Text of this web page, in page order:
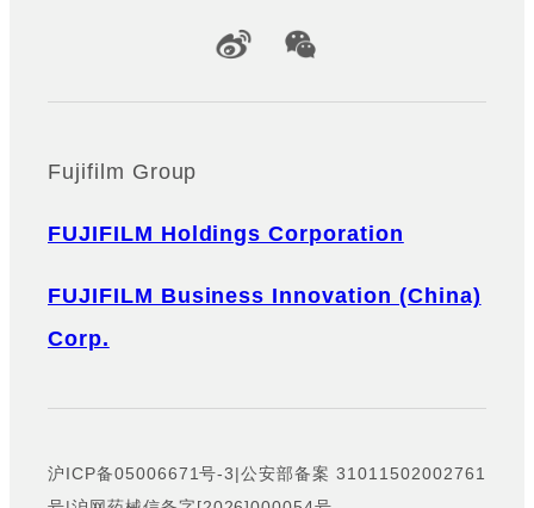
Official Social Media Accounts
Fujifilm Group
FUJIFILM Holdings Corporation
FUJIFILM Business Innovation (China)
Corp.
沪ICP备05006671号-3|公安部备案 31011502002761